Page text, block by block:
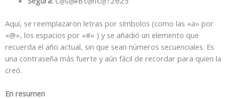
Aquí, se reemplazaron letras por símbolos (como las «a» por
«@», los espacios por «#» ) y se añadió un elemento que
recuerda el año actual, sin que sean números secuenciales. Es
una contraseña más fuerte y aún fácil de recordar para quien la
creó.
En resumen